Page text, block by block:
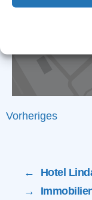
Vorheriges
←
Hotel
→